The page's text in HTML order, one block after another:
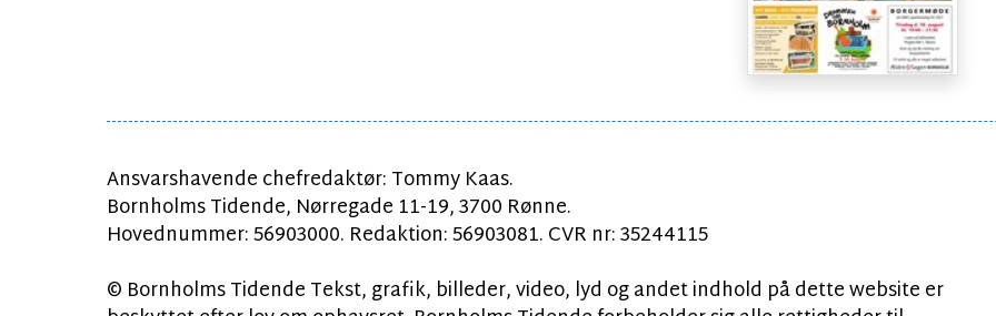
Ansvarshavende chefredaktør: Tommy Kaas.
Bornholms Tidende, Nørregade 11-19, 3700 Rønne.
Hovednummer: 56903000. Redaktion: 56903081. CVR nr: 35244115
© Bornholms Tidende Tekst, grafik, billeder, video, lyd og andet indhold på dette website er